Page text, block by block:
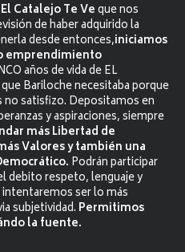
Catalejo Te Veque nos
de haber adquirido la
desde entonces,iniciamos
emprendimiento
años de vida de EL
Bariloche necesitaba porque
satisfizo. Depositamos en
y aspiraciones, siempre
más Libertad de
Valores y también una
Podrán participar
debito respeto, lenguaje y
ser lo más
subjetividad. Permitimos
la fuente.